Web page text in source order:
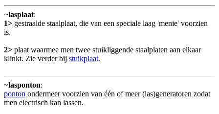
~lasplaat:
1> gestraalde staalplaat, die van een speciale laag 'menie' voorzien
is.
2> plaat waarmee men twee stuikliggende staalplaten aan elkaar
klinkt. Zie verder bij stuikplaat.
~lasponton:
ponton ondermeer voorzien van één of meer (las)generatoren zodat
men electrisch kan lassen.